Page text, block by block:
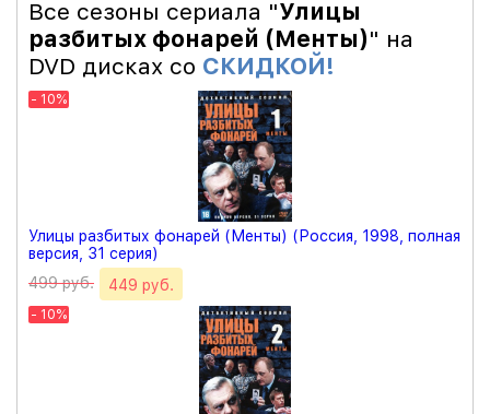
Все сезоны сериала "Улицы
разбитых фонарей (Менты)" на
DVD дисках со СКИДКОЙ!
- 10%
Улицы разбитых фонарей (Менты) (Россия, 1998, полная
версия, 31 серия)
499 руб.
449 руб.
- 10%